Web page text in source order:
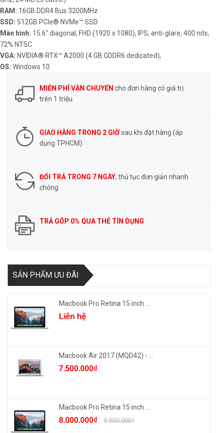
RAM: 16GB DDR4 Bus 3200MHz
SSD: 512GB PCIe® NVMe™ SSD
Màn hình: 15.6″ diagonal, FHD (1920 x 1080), IPS, anti-glare, 400 nits,
72% NTSC
VGA: NVIDIA®️ RTX™ A2000 (4 GB GDDR6 dedicated);
OS: Windows 10
MIỄN PHÍ VẬN CHUYỂN cho đơn hàng có giá trị
trên 1 triệu
GIAO HÀNG TRONG 2 GIỜsau khi đặt hàng (áp
dụng TPHCM)
ĐỔI TRẢ TRONG 7 NGÀY, thủ tục đơn giản nhanh
chóng
TRẢ GÓP 0% QUA THẺ TÍN DỤNG
SẢN PHẨM ƯU ĐÃI
Macbook Pro Retina 15 inch ...
Liên hệ
Macbook Air 2017 (MQD42) - ...
7.500.000₫
Macbook Pro Retina 15 inch ...
8.000.000₫ 9.500.000₫